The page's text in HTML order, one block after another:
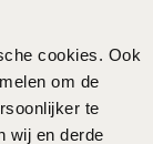
cookies. Ook
om de
te
wij en derde
van